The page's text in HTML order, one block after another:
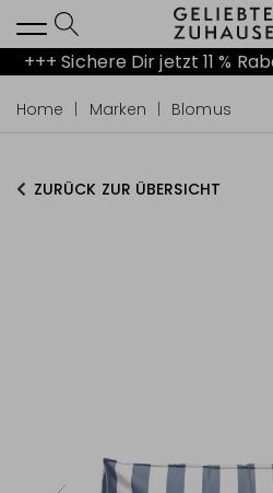
+++ Sichere Dir jetzt 11 %
Home Marken Blomus
ZURÜCK ZUR ÜBERSICHT